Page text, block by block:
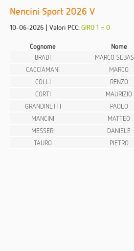
Nencini Sport 2026 V
10-06-2026 | Valori PCC:GIRO 1 = 0
Cognome
Nome
BRADI
MARCO
CACCIAMANI
MARCO
COLLI
RENZO
CORTI
MAURIZIO
GRANDINETTI
PAOLO
MANCINI
MATTEO
MESSERI
DANIELE
TAURO
PIETRO